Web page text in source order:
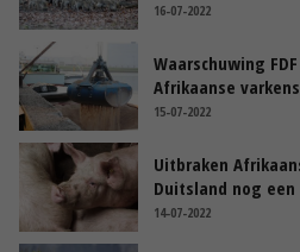
16-07-2022
Waarschuwing
Afrikaanse
15-07-2022
Uitbraken
Duitsland nog een
14-07-2022